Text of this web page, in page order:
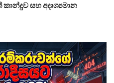
සහ අදෘශ්‍යමාන